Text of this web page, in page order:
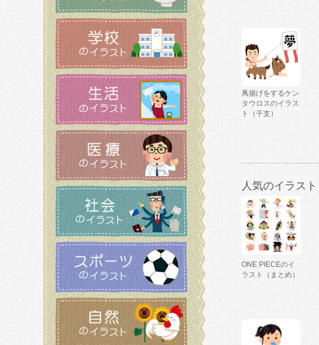
凧揚げをするケン
タウロスのイラス
ト（干支）
人気のイラスト
ONE PIECEのイ
ラスト（まとめ）